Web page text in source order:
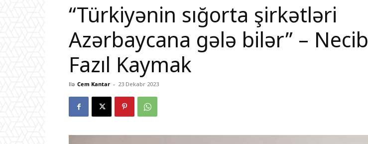
“Türkiyənin sığorta şirkətləri
Azərbaycana gələ bilər” – Necib
Fazıl Kaymak
Ilə Cem Kantar - 23 Dekabr 2023